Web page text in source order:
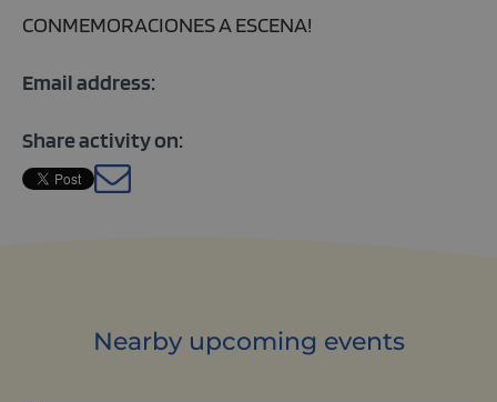
CONMEMORACIONES A ESCENA!
Email address:
Share activity on:
Nearby upcoming events